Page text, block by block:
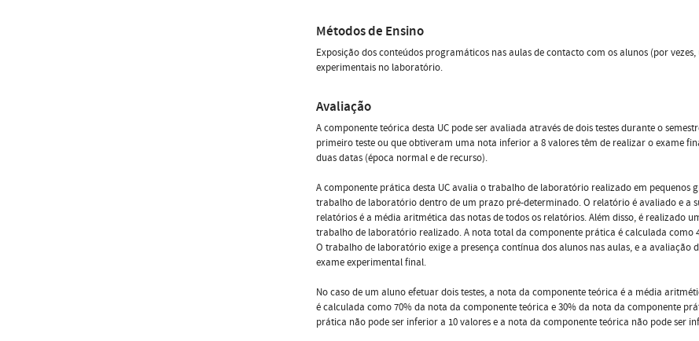
Métodos de Ensino
Exposição dos conteúdos programáticos nas aulas de contacto com os alunos (por
experimentais no laboratório.
Avaliação
A componente teórica desta UC pode ser avaliada através de dois testes durante o
primeiro teste ou que obtiveram uma nota inferior a 8 valores têm de realizar o exame
duas datas (época normal e de recurso).
A componente prática desta UC avalia o trabalho de laboratório realizado em
trabalho de laboratório dentro de um prazo pré-determinado. O relatório é avaliado e a
relatórios é a média aritmética das notas de todos os relatórios. Além disso, é realizado
trabalho de laboratório realizado. A nota total da componente prática é calculada como
O trabalho de laboratório exige a presença contínua dos alunos nas aulas, e a
exame experimental final.
No caso de um aluno efetuar dois testes, a nota da componente teórica é a média
é calculada como 70% da nota da componente teórica e 30% da nota da componente
prática não pode ser inferior a 10 valores e a nota da componente teórica não pode ser